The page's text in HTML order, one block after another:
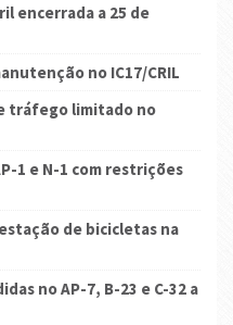
encerrada a 25 de
no IC17/CRIL
tráfego limitado no
1 e N-1 com restrições
de bicicletas na
no AP-7, B-23 e C-32 a